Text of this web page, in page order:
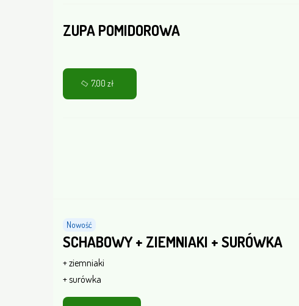
ZUPA POMIDOROWA
Nowość
SCHABOWY + ZIEMNIAKI + SURÓWKA
+ ziemniaki
+ surówka